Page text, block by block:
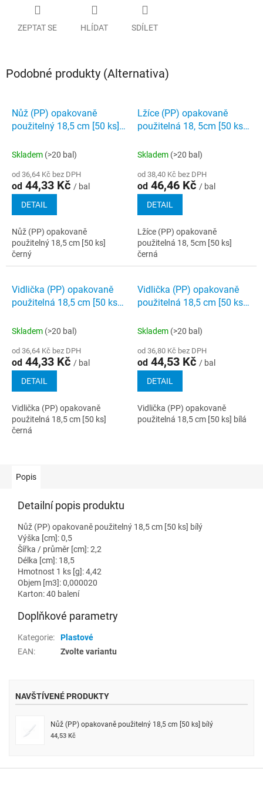
ZEPTAT SE HLÍDAT SDÍLET
Podobné produkty (Alternativa)
Nůž (PP) opakovaně
použitelný 18,5 cm [50 ks]
Skladem (>20 bal)
od 36,64 Kč bez DPH
od 44,33 Kč / bal
DETAIL
Nůž (PP) opakovaně
použitelný 18,5 cm [50 ks]
černý
Lžíce (PP) opakovaně
použitelná 18, 5cm [50 ks]
Skladem (>20 bal)
od 38,40 Kč bez DPH
od 46,46 Kč / bal
DETAIL
Lžíce (PP) opakovaně
použitelná 18, 5cm [50 ks]
černá
Vidlička (PP) opakovaně
použitelná 18,5 cm [50 ks]
Skladem (>20 bal)
od 36,64 Kč bez DPH
od 44,33 Kč / bal
DETAIL
Vidlička (PP) opakovaně
použitelná 18,5 cm [50 ks]
černá
Vidlička (PP) opakovaně
použitelná 18,5 cm [50 ks]
Skladem (>20 bal)
od 36,80 Kč bez DPH
od 44,53 Kč / bal
DETAIL
Vidlička (PP) opakovaně
použitelná 18,5 cm [50 ks] bílá
Popis
Detailní popis produktu
Nůž (PP) opakovaně použitelný 18,5 cm [50 ks] bílý
Výška [cm]: 0,5
Šířka / průměr [cm]: 2,2
Délka [cm]: 18,5
Hmotnost 1 ks [g]: 4,42
Objem [m3]: 0,000020
Karton: 40 balení
Doplňkové parametry
Kategorie:
Plastové
EAN: Zvolte variantu
NAVŠTÍVENÉ PRODUKTY
Nůž (PP) opakovaně použitelný 18,5 cm [50 ks] bílý
44,53 Kč